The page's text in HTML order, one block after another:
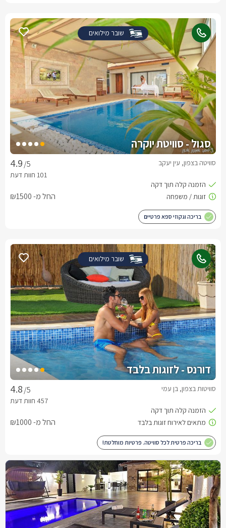
שובר מילואים
סגול - סוויטת יוקרה
/5 סוויטה בצפון, עין יעקב
החל מ- ₪1500
בריכה וגקוזי ספא פרטיים
שובר מילואים
דורנס - לזוגות בלבד
/5 סוויטות בצפון, בן עמי
החל מ- ₪1000
בריכה פרטית לכל סוויטה. פרטיות מוחלטת!